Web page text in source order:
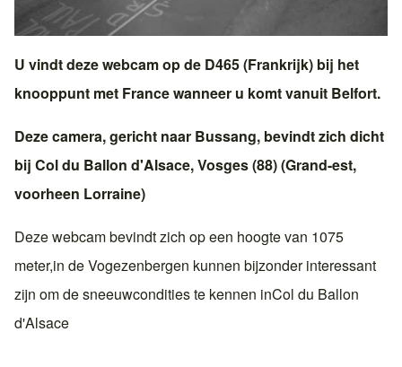
U vindt deze webcam op de D465 (Frankrijk) bij het
knooppunt met Francewanneer u komt vanuit Belfort.
Deze camera, gericht naar Bussang, bevindt zich dicht
bij Col du Ballon d'Alsace,Vosges (88)(Grand-est,
voorheen Lorraine)
Deze webcam bevindt zich op een hoogte van 1075
meter,in de Vogezenbergen kunnen bijzonder interessant
zijn om de sneeuwcondities te kennen inCol du Ballon
d'Alsace